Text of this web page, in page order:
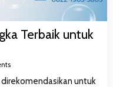
Terbaik untuk
untuk